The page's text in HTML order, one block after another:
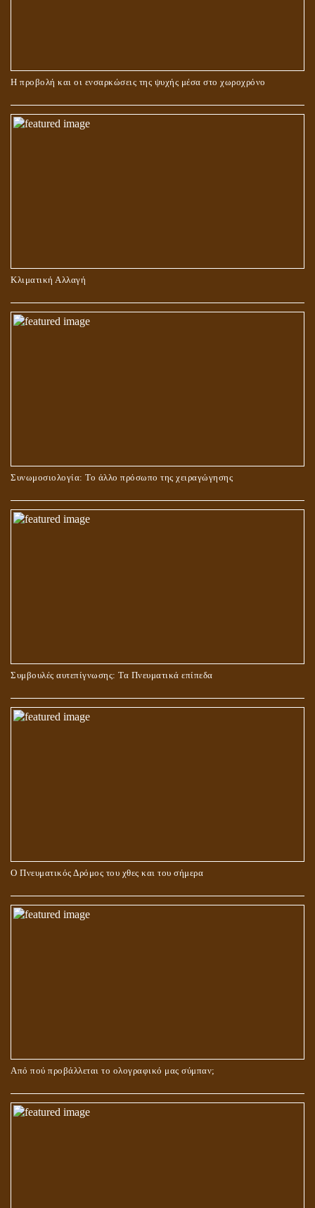
Η προβολή και οι ενσαρκώσεις της ψυχής μέσα στο χωροχρόνο
Κλιματική Αλλαγή
Συνωμοσιολογία: Το άλλο πρόσωπο της χειραγώγησης
Συμβουλές αυτεπίγνωσης: Τα Πνευματικά επίπεδα
Ο Πνευματικός Δρόμος του χθες και του σήμερα
Από πού προβάλλεται το ολογραφικό μας σύμπαν;
ΠΕΡΙ ΓΑΜΟΥ ΚΑΙ ΔΙΑΖΥΓΙΟΥ
ΠΕΡΙ ΠΡΟΣΕΥΧΗΣ, ΝΗΣΤΕΙΑΣ ΚΑΙ ΕΛΕΗΜΟΣΥΝΗΣ
ΣΤΑΥΡΩΣΗ ΤΟΥ ΧΡΙΣΤΟΥ: ΜΥΘΟΣ Ή ΠΡΑΓΜΑΤΙΚΟΤΗΤΑ;
ΜΠΟΡΟΥΜΕ ΓΙΑ ΤΙΣ ΕΓΚΟΣΜΙΕΣ ΑΝΑΓΚΕΣ ΜΑΣ ΝΑ
ΠΡΟΣΕΥΧΟΜΑΣΤΕ ΣΤΗ ΜΕΓΑΛΗ ΜΗΤΕΡΑ? ΚΑΙ ΠΟΙΑ
ΚΑΙ ΜΕ ΕΝΑΡΕΤΗ ΖΩΗ;
ΑΓΑΠΗ: ΚΑΤΑΣΤΑΣΗ Ή ΣΥΝΑΙΣΘΗΜΑ?